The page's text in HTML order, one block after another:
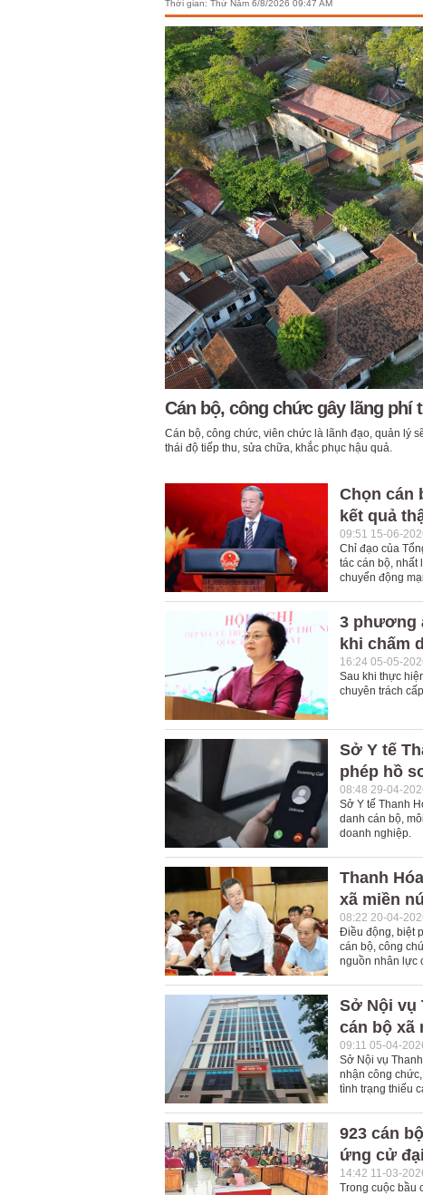
Thời gian: Thứ Năm 6/8/2026 09:47 AM
Cán bộ, công chức gây lãng phí
Cán bộ, công chức, viên chức là lãnh đạo, quản lý
thái độ tiếp thu, sửa chữa, khắc phục hậu quả.
Chọn cán
kết quả
09:51 15-06-
Chỉ đạo của
tác cán bộ, nhất
chuyển động
3 phương
khi chấm
16:24 05-05-
Sau khi thực
chuyên trách
Sở Y tế
phép hồ
08:48 29-04-
Sở Y tế Thanh
danh cán bộ,
doanh nghiệp.
Thanh
xã miền
08:22 20-04-
Điều động, biệt
cán bộ, công
nguồn nhân lực
Sở Nội vụ
cán bộ xã
09:11 05-04-
Sở Nội vụ
nhận công
tình trạng thiếu
923 cán
ứng cử
14:42 11-03-
Trong cuộc bầu